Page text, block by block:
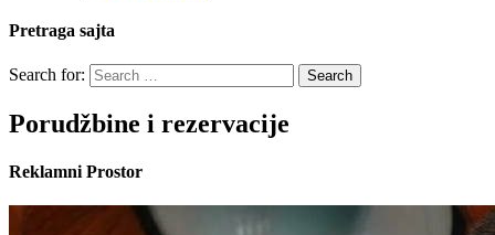
Pretraga sajta
Search for:
Porudžbine i rezervacije
Reklamni Prostor